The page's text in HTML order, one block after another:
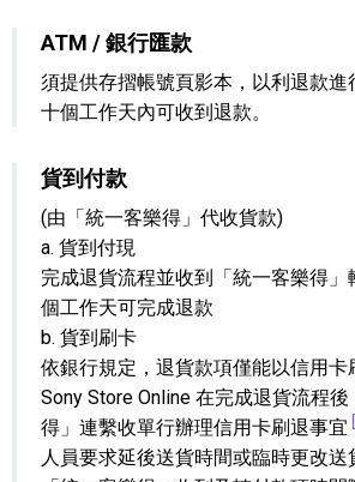
ATM / 銀行匯款
須提供存摺帳號頁影本，以利退款進
十個工作天內可收到退款。
貨到付款
(由「統一客樂得」代收貨款)
a. 貨到付現
完成退貨流程並收到「統一客樂得
個工作天可完成退款
b. 貨到刷卡
依銀行規定，退貨款項僅能以信用卡
Sony Store Online 在完成退貨流程
得」連繫收單行辦理信用卡刷退事宜
人員要求延後送貨時間或臨時更改